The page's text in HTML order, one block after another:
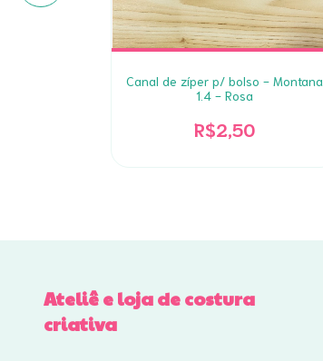
Canal de zíper p/ bolso - Montana
1.4 - Rosa
R$2,50
Ateliê e loja de costura
criativa